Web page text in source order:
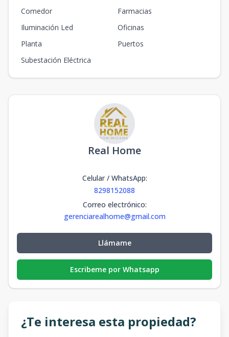
Comedor
Farmacias
Iluminación Led
Oficinas
Planta
Puertos
Subestación Eléctrica
Real Home
Celular / WhatsApp:
8298152088
Correo electrónico:
gerenciarealhome@gmail.com
Llámame
Escribeme por Whatsapp
¿Te interesa esta propiedad?